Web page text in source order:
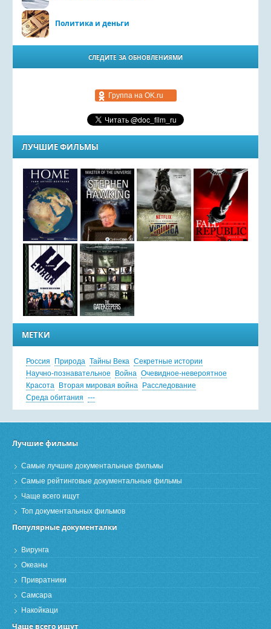
Политика и деньги
СЛЕДИТЕ ЗА ОБНОВЛЕНИЯМИ
Группа на OK.ru
ЛУЧШИЕ ФИЛЬМЫ
МЕТКИ
Россия Природа Тайны Века Секретные истории
Научно-познавательное
Война Очевидное-невероятное
Красота
Вторая мировая война
Расследование
Среда обитания ---
Лучшие фильмы
Самые лучшие документальные фильмы
Самые рейтинговые документальные фильмы
Чаще всего ищут
Топ документальных фильмов
Популярные документалки
Вирунга
Океаны
Привратники
Самсара
Накойкаци
Чаще всего ищут